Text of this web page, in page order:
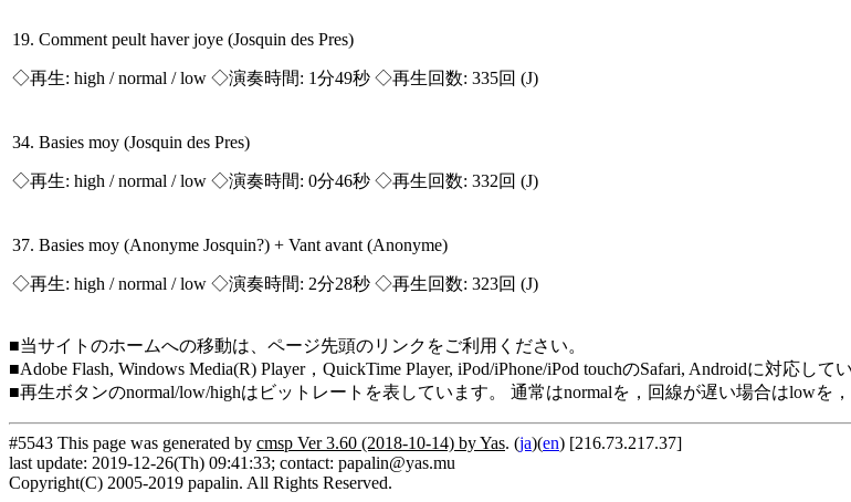
19. Comment peult haver joye (Josquin des Pres)
◇再生: high / normal / low ◇演奏時間: 1分49秒 ◇再生回数: 335回 (J)
34. Basies moy (Josquin des Pres)
◇再生: high / normal / low ◇演奏時間: 0分46秒 ◇再生回数: 332回 (J)
37. Basies moy (Anonyme Josquin?) + Vant avant (Anonyme)
◇再生: high / normal / low ◇演奏時間: 2分28秒 ◇再生回数: 323回 (J)
■当サイトのホームへの移動は、ページ先頭のリンクをご利用ください。
■Adobe Flash, Windows Media(R) Player，QuickTime Player, iPod/iPhone/iPod touchのSafari, Androidに対応
■再生ボタンのnormal/low/highはビットレートを表しています。 通常はnormalを，回線が遅い場合はlowを
#5543 This page was generated by cmsp Ver 3.60 (2018-10-14) by Yas. (ja)(en) [216.73.217.37]
last update: 2019-12-26(Th) 09:41:33; contact: papalin@yas.mu
Copyright(C) 2005-2019 papalin. All Rights Reserved.